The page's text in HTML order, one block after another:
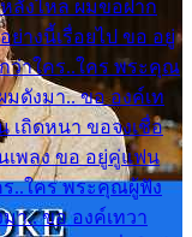
ลั่งไหล ผมขอฝาก
ย่างนี้เรื่อยไป ขอ อยู่
ว่าใคร..ใคร พระคุณ
มดังมา.. ขอ องค์เท
เถิดหนา ขอจงเชื่อ
เพลง ขอ อยู่คู่แฟน
ร..ใคร พระคุณผู้ฟัง
า.. ขอ องค์เทวา